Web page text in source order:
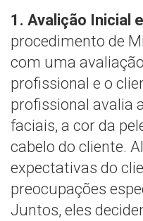
1. Avalição Inicial
procedimento de
com uma
profissional e o
profissional avalia
faciais, a cor da
cabelo do cliente.
expectativas do
preocupações
Juntos, eles